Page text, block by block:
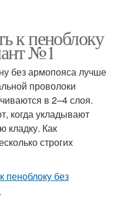
к пеноблоку
№1
без армопояса лучше
проволоки
в 2–4 слоя.
когда укладывают
кладку. Как
строгих